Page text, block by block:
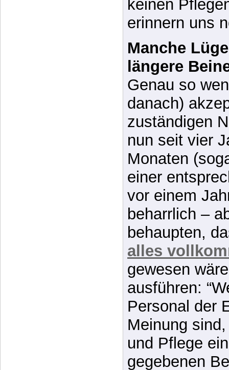
Manche
längere
Genau so
danach)
zuständigen
nun seit vier
Monaten
einer
vor einem
beharrlich –
behaupten,
alles
gewesen
ausführen:
Personal der
Meinung
und Pflege
gegebenen
… so ist das
Meinung zu